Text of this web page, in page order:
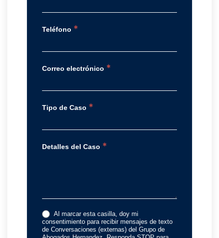
Teléfono *
Correo electrónico *
Tipo de Caso *
Detalles del Caso *
Al marcar esta casilla, doy mi
consentimiento para recibir mensajes de texto
de Conversaciones (externas) del Grupo de